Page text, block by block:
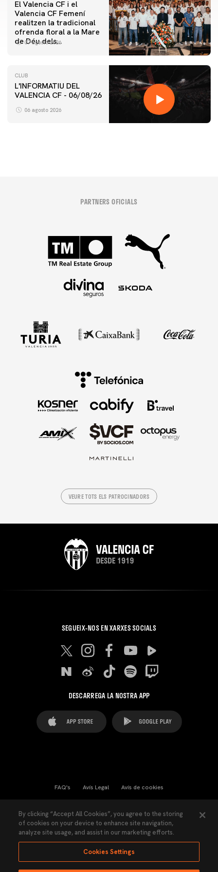
El Valencia CF i el
Valencia CF Femení
realitzen la tradicional
ofrenda floral a la Mare
de Déu dels
07 agosto 2026
CLUB
L'INFORMATIU DEL
VALENCIA CF - 06/08/26
06 agosto 2026
PRIMER EQUIP
ENTRENAMENT DEL VALENCIA CF 6/8/2026
PARTNERS OFICIALS
VEURE TOTS ELS PATROCINADORS
SEGUEIX-NOS EN XARXES SOCIALS
DESCARREGA LA NOSTRA APP
FAQ's Avís Legal Avís de cookies
Llei de Transparència Política de Privacitat
Accessibilitat
By clicking “Accept All Cookies”, you agree to the storing
of cookies on your device to enhance site navigation,
analyze site usage, and assist in our marketing efforts.
Cookies Settings